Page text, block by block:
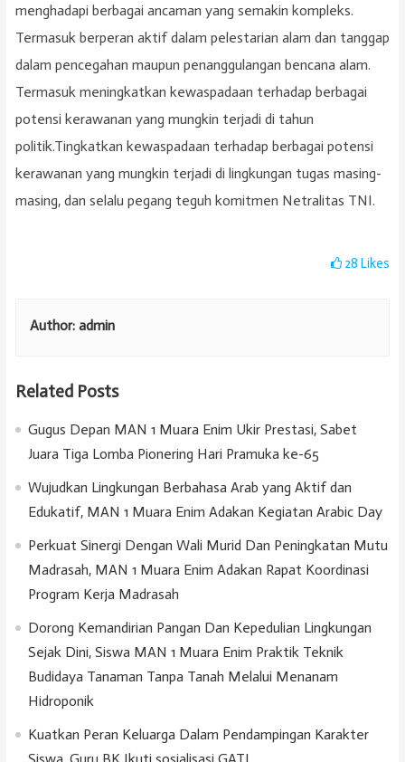
menghadapi berbagai ancaman yang semakin kompleks.
Termasuk berperan aktif dalam pelestarian alam dan tanggap
dalam pencegahan maupun penanggulangan bencana alam.
Termasuk meningkatkan kewaspadaan terhadap berbagai
potensi kerawanan yang mungkin terjadi di tahun
politik.Tingkatkan kewaspadaan terhadap berbagai potensi
kerawanan yang mungkin terjadi di lingkungan tugas masing-
masing, dan selalu pegang teguh komitmen Netralitas TNI.
28Likes
Author: admin
Related Posts
Gugus Depan MAN 1 Muara Enim Ukir Prestasi, Sabet
Juara Tiga Lomba Pionering Hari Pramuka ke-65
Wujudkan Lingkungan Berbahasa Arab yang Aktif dan
Edukatif, MAN 1 Muara Enim Adakan Kegiatan Arabic Day
Perkuat Sinergi Dengan Wali Murid Dan Peningkatan Mutu
Madrasah, MAN 1 Muara Enim Adakan Rapat Koordinasi
Program Kerja Madrasah
Dorong Kemandirian Pangan Dan Kepedulian Lingkungan
Sejak Dini, Siswa MAN 1 Muara Enim Praktik Teknik
Budidaya Tanaman Tanpa Tanah Melalui Menanam
Hidroponik
Kuatkan Peran Keluarga Dalam Pendampingan Karakter
Siswa, Guru BK Ikuti sosialisasi GATI